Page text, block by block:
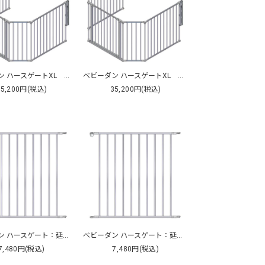
べビーダン ハースゲートXL ブラック
円(税込)
べビーダン ハースゲートXL ホワイト
35,200円(税込)
べビーダン ハースゲート：延長用ワイドセクション ブラック
円(税込)
べビーダン ハースゲート：延長用ワイドセクション ホワイト
7,480円(税込)